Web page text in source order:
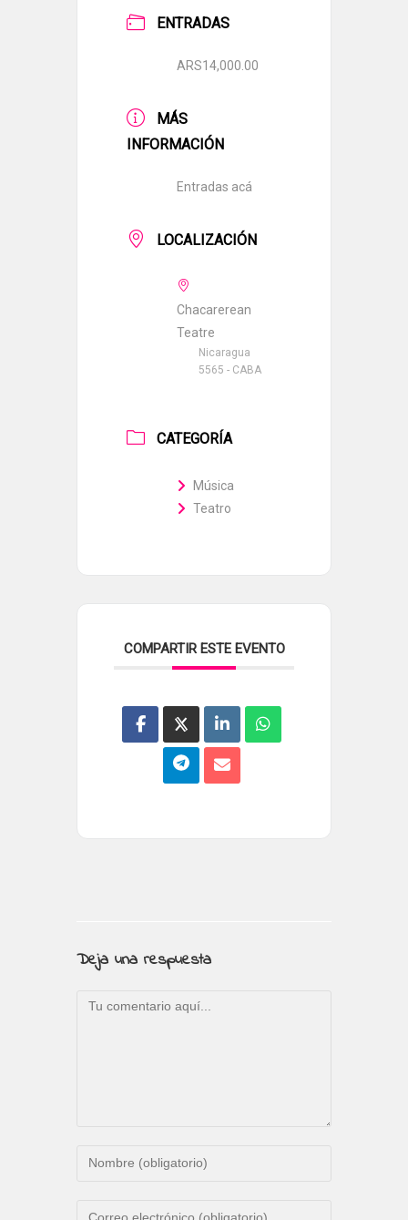
ENTRADAS
ARS14,000.00
MÁS
INFORMACIÓN
Entradas acá
LOCALIZACIÓN
Chacarerean
Teatre
Nicaragua
5565 - CABA
CATEGORÍA
Música
Teatro
COMPARTIR ESTE EVENTO
Deja una respuesta
Comentario
Introduce
Introduce